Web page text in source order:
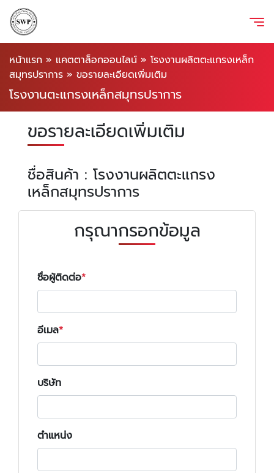
หน้าแรก » แคตตาล็อกออนไลน์ » โรงงานผลิตตะแกรงเหล็ก
สมุทรปราการ » ขอรายละเอียดเพิ่มเติม
โรงงานตะแกรงเหล็กสมุทรปราการ
ขอรายละเอียดเพิ่มเติม
ชื่อสินค้า : โรงงานผลิตตะแกรง
เหล็กสมุทรปราการ
กรุณากรอกข้อมูล
ชื่อผู้ติดต่อ
อีเมล
บริษัท
ตำแหน่ง